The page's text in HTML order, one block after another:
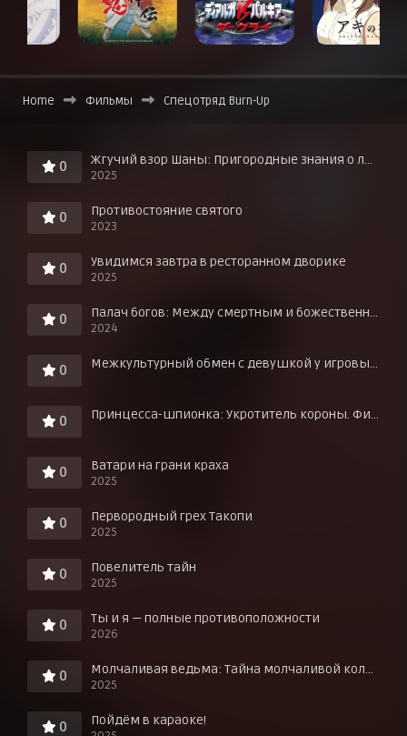
Home Фильмы Спецотряд Burn-Up
0 Жгучий взор Шаны: Пригородные знания о любви в горячих источниках!
2025
0 Противостояние святого
2023
0 Увидимся завтра в ресторанном дворике
2025
0 Палач богов: Между смертным и божественным царством
2024
0 Межкультурный обмен с девушкой у игровых автоматов
0 Принцесса-шпионка: Укротитель короны. Фильм третий
0 Ватари на грани краха
2025
0 Первородный грех Такопи
2025
0 Повелитель тайн
2025
0 Ты и я — полные противоположности
2026
0 Молчаливая ведьма: Тайна молчаливой колдуньи
2025
0 Пойдём в караоке!